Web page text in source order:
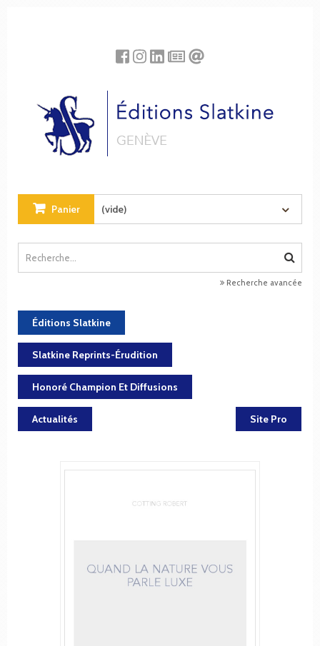
Panier (vide)
Recherche avancée
Éditions Slatkine
Slatkine Reprints-Érudition
Honoré Champion Et Diffusions
Actualités Site Pro